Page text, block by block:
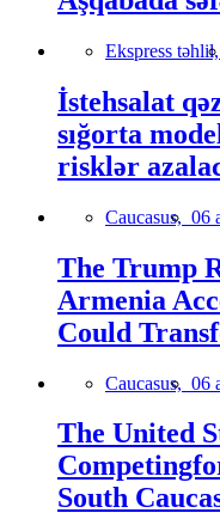
Ekspress təhlil,
İstehsalat
sığorta
risklər
Caucasus, 06
The Trump
Armenia
Could
Caucasus, 06
The United
South